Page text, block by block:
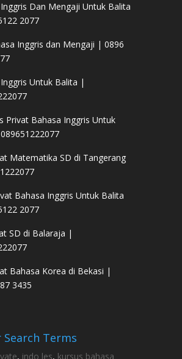
Dan Mengaji Untuk Balita
2077
Inggris dan Mengaji | 0896
Untuk Balita |
Privat Bahasa Inggris Untuk
Matematika SD di Tangerang
Bahasa Inggris Untuk Balita
2077
SD di Balaraja |
Bahasa Korea di Bekasi |
3435
Search Terms
, indo les, kursus bahasa